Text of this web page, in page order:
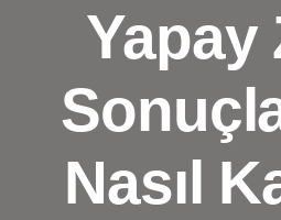
Yapay
Nasıl